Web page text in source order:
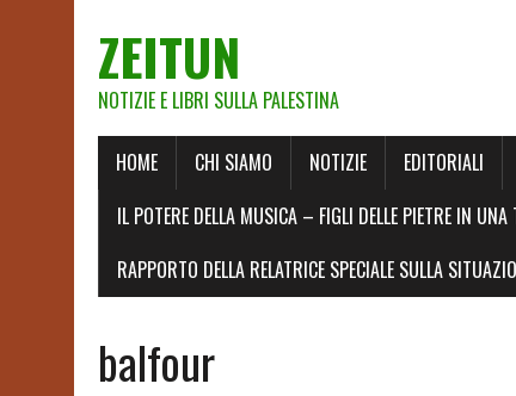
ZEITUN
NOTIZIE E LIBRI SULLA PALESTINA
HOME CHI SIAMO NOTIZIE EDITORIALI
IL POTERE DELLA MUSICA – FIGLI DELLE PIETRE IN UNA
RAPPORTO DELLA RELATRICE SPECIALE SULLA
balfour